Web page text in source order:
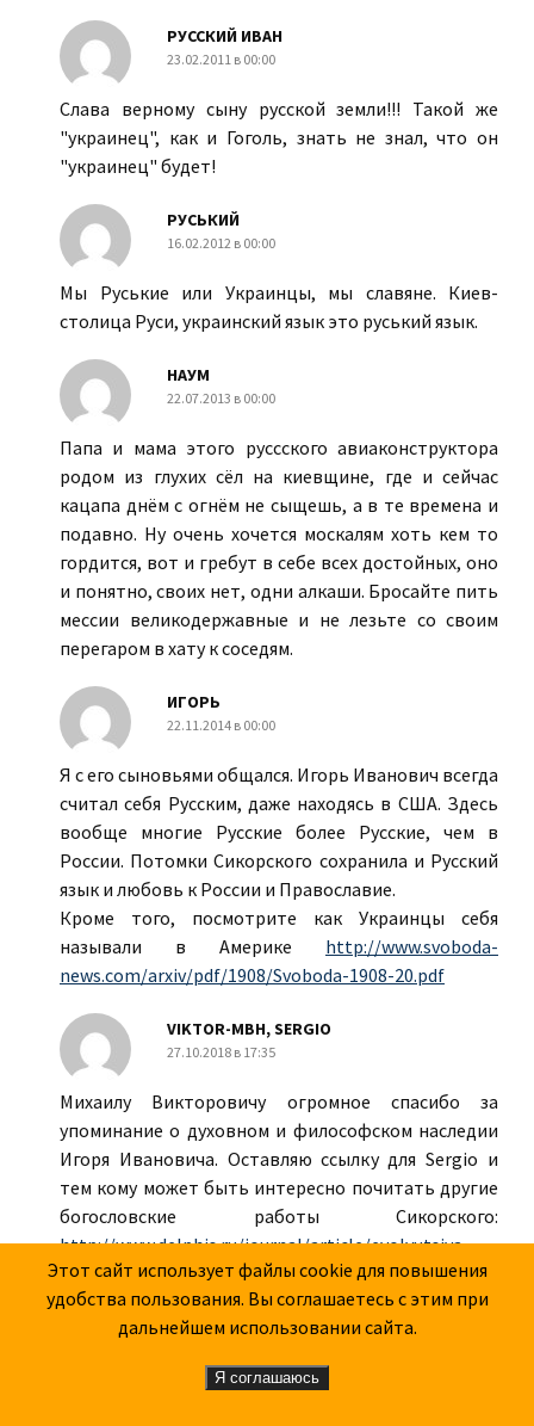
РУССКИЙ ИВАН
23.02.2011 в 00:00
Слава верному сыну русской земли!!! Такой же
"украинец", как и Гоголь, знать не знал, что он
"украинец" будет!
РУСЬКИЙ
16.02.2012 в 00:00
Мы Руськие или Украинцы, мы славяне. Киев-
столица Руси, украинский язык это руський язык.
НАУМ
22.07.2013 в 00:00
Папа и мама этого руссского авиаконструктора
родом из глухих сёл на киевщине, где и сейчас
кацапа днём с огнём не сыщешь, а в те времена и
подавно. Ну очень хочется москалям хоть кем то
гордится, вот и гребут в себе всех достойных, оно
и понятно, своих нет, одни алкаши. Бросайте пить
мессии великодержавные и не лезьте со своим
перегаром в хату к соседям.
ИГОРЬ
22.11.2014 в 00:00
Я с его сыновьями общался. Игорь Иванович всегда
считал себя Русским, даже находясь в США. Здесь
вообще многие Русские более Русские, чем в
России. Потомки Сикорского сохранила и Русский
язык и любовь к России и Православие.
Кроме того, посмотрите как Украинцы себя
называли в Америке http://www.svoboda-
news.com/arxiv/pdf/1908/Svoboda-1908-20.pdf
VIKTOR-МВН, SERGIO
27.10.2018 в 17:35
Mихаилу Bикторовичу oгромное спасибо за
упоминание о духовном и философском наследии
Игоря Ивановича. Oставляю ссылку для Sergio и
тем кому может быть интересно почитать другие
богословские работы Сикорского:
http://www.delphis.ru/journal/article/evolyutsiya-
dushi
ЮРИЙ
Этот сайт использует файлы cookie для повышения
удобства пользования. Вы соглашаетесь с этим при
дальнейшем использовании сайта.
Я соглашаюсь